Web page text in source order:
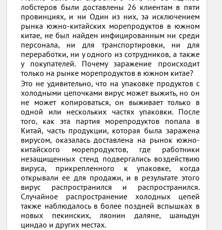
лобстеров были доставлены 26 клиентам в пяти
провинциях, и ни Один из них, за исключением
рынка южно-китайских морепродуктов в южном
китае, не был найден инфицированным ни среди
персонала, ни для транспортировки, ни для
переработки, ни у одного из сотрудников, а также
у покупателей. Почему заражение происходит
только на рынке морепродуктов в южном китае?
Это не удивительно, что на упаковке продуктов с
холодными цепочками вирус может выжить, но он
не может копироваться, он выживает только в
одной или нескольких частях упаковки. После
того, как эта партия морепродуктов попала в
Китай, часть продукции, которая была заражена
вирусом, оказалась доставлена на рынок южно-
китайского морепродуктов, где работники
незащищенных стенд подвергались воздействию
вируса, прикрепленного к упаковке, когда
открывали ее для продажи, и в результате этого
вирус распространился и распространился.
Случайное распространение холодных цепей
также наблюдалось в более поздней вспышках в
новых пекинских, ляонин даляне, шаньдун
циндао и других местах.